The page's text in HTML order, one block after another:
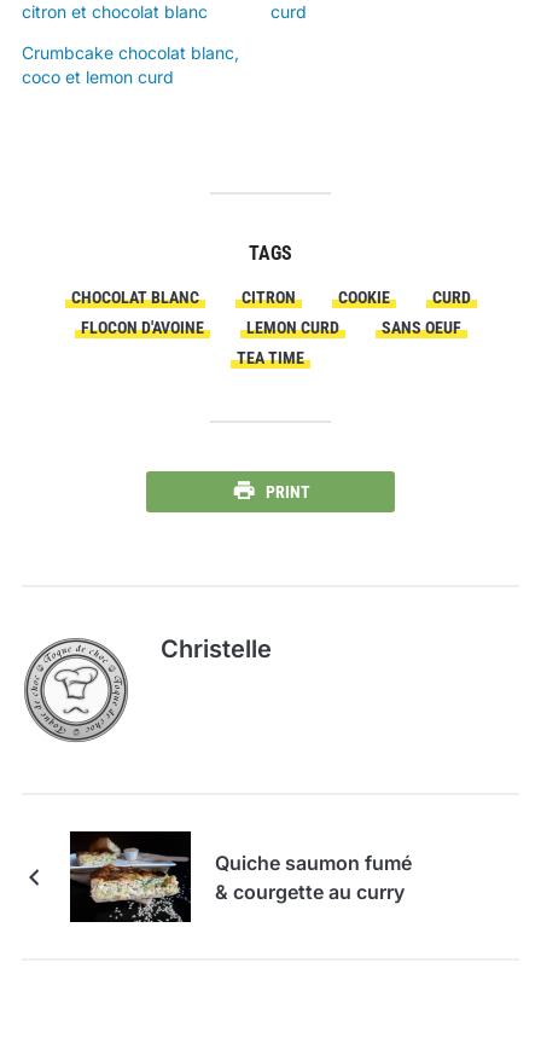
citron et chocolat blanc
curd
Crumbcake chocolat blanc,
coco et lemon curd
TAGS
CHOCOLAT BLANC CITRON COOKIE
CURD
FLOCON D'AVOINE
LEMON CURD
SANS OEUF
TEA TIME
PRINT
Christelle
Quiche saumon fumé
& courgette au curry